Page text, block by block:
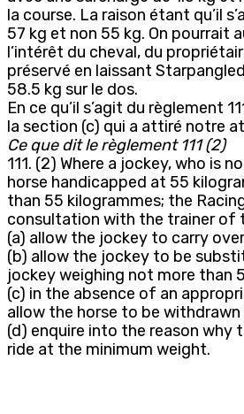
la course. La raison étant qu’il
57 kg et non 55 kg. On pourrait
l’intérêt du cheval, du
préservé en laissant
58.5 kg sur le dos.
En ce qu’il s’agit du règlement
la section (c) qui a attiré notre
Ce que dit le règlement 111 (2)
111. (2) Where a jockey, who is
horse handicapped at 55
than 55 kilogrammes; the
consultation with the trainer of
(a) allow the jockey to carry
(b) allow the jockey to be
jockey weighing not more than
(c) in the absence of an
allow the horse to be
(d) enquire into the reason why
ride at the minimum weight.